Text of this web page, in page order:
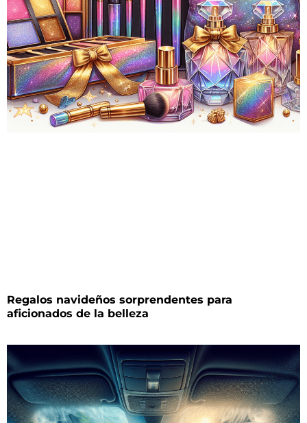
Regalos navideños sorprendentes para
aficionados de la belleza